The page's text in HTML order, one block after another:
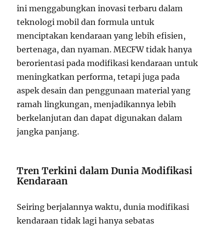
ini menggabungkan inovasi terbaru dalam
teknologi mobil dan formula untuk
menciptakan kendaraan yang lebih efisien,
bertenaga, dan nyaman. MECFW tidak hanya
berorientasi pada modifikasi kendaraan untuk
meningkatkan performa, tetapi juga pada
aspek desain dan penggunaan material yang
ramah lingkungan, menjadikannya lebih
berkelanjutan dan dapat digunakan dalam
jangka panjang.
Tren Terkini dalam Dunia Modifikasi
Kendaraan
Seiring berjalannya waktu, dunia modifikasi
kendaraan tidak lagi hanya sebatas